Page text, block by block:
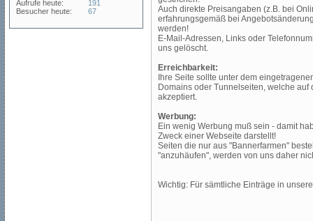
Aufrufe heute:
Besucher heute:
191
67
Auch direkte Preisangaben (z.B. bei
erfahrungsgemäß bei
werden!
E-Mail-Adressen, Links oder
uns gelöscht.
Erreichbarkeit:
Ihre Seite sollte unter dem
Domains oder Tunnelseiten, welche
akzeptiert.
Werbung:
Ein wenig Werbung muß sein - damit
Zweck einer Webseite darstellt!
Seiten die nur aus "Bannerfarmen"
"anzuhäufen", werden von uns daher
Wichtig: Für sämtliche Einträge in